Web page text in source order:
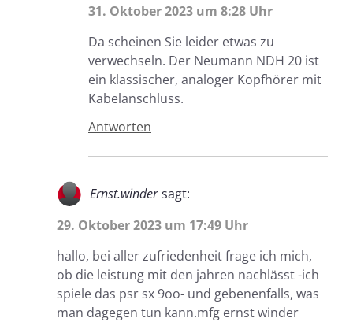
31. Oktober 2023 um 8:28 Uhr
Da scheinen Sie leider etwas zu
verwechseln. Der Neumann NDH 20 ist
ein klassischer, analoger Kopfhörer mit
Kabelanschluss.
Antworten
Ernst.winder sagt:
29. Oktober 2023 um 17:49 Uhr
hallo, bei aller zufriedenheit frage ich mich,
ob die leistung mit den jahren nachlässt -ich
spiele das psr sx 9oo- und gebenenfalls, was
man dagegen tun kann.mfg ernst winder